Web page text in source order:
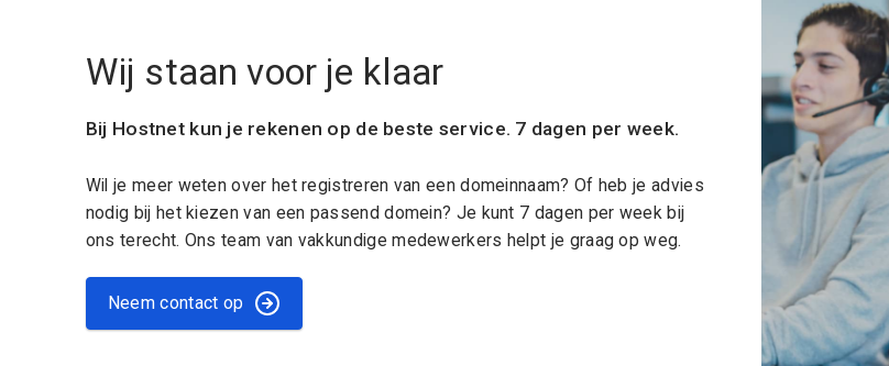
Wij staan voor je klaar
Bij Hostnet kun je rekenen op de beste service. 7 dagen per week.
Wil je meer weten over het registreren van een domeinnaam? Of heb je advies
nodig bij het kiezen van een passend domein? Je kunt 7 dagen per week bij
ons terecht. Ons team van vakkundige medewerkers helpt je graag op weg.
Neem contact op